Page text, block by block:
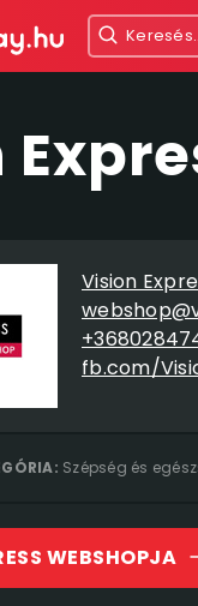
Vision
fb.com/
Szépség és
WEBSHOPJA